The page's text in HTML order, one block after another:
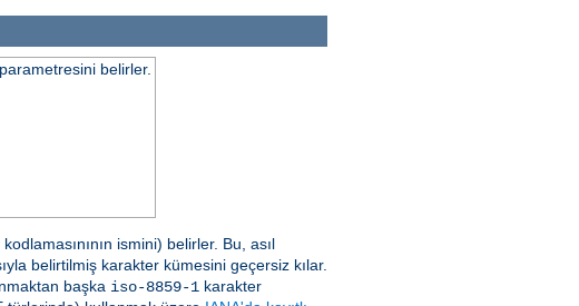
belirler.
ismini) belirler. Bu, asıl
belirtilmiş karakter kümesini geçersiz kılar.
başka iso-8859-1 karakter